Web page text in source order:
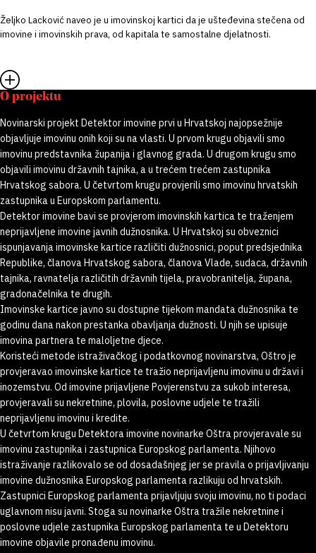
Željko Lacković naveo je u imovinskoj kartici da je ušteđevina stečena od
imovine i imovinskih prava, od kapitala te samostalne djelatnosti.
O projektu
Novinarski projekt Detektor imovine prvi u Hrvatskoj najopsežnije
objavljuje imovinu onih koji su na vlasti. U prvom krugu objavili smo
imovinu predstavnika županija i glavnog grada. U drugom krugu smo
objavili imovinu državnih tajnika, a u trećem trećem zastupnika
Hrvatskog sabora. U četvrtom krugu provjerili smo imovinu hrvatskih
zastupnika u Europskom parlamentu.
Detektor imovine bavi se provjerom imovinskih kartica te traženjem
neprijavljene imovine javnih dužnosnika. U Hrvatskoj su obveznici
ispunjavanja imovinske kartice različiti dužnosnici, poput predsjednika
Republike, članova Hrvatskog sabora, članova Vlade, sudaca, državnih
tajnika, ravnatelja različitih državnih tijela, pravobranitelja, župana,
gradonačelnika te drugih.
Imovinske kartice javno su dostupne tijekom mandata dužnosnika te
godinu dana nakon prestanka obavljanja dužnosti. U njih se upisuje
imovina partnera te maloljetne djece.
Koristeći metode istraživačkog i podatkovnog novinarstva, Oštro je
provjeravao imovinske kartice te tražio neprijavljenu imovinu u državi i
inozemstvu. Od imovine prijavljene Povjerenstvu za sukob interesa,
provjeravali su nekretnine, plovila, poslovne udjele te tražili
neprijavljenu imovinu i kredite.
U četvrtom krugu Detektora imovine novinarke Oštra provjeravale su
imovinu zastupnika i zastupnica Europskog parlamenta. Njihovo
istraživanje razlikovalo se od dosadašnjeg jer se pravila o prijavljivanju
imovine dužnosnika Europskog parlamenta razlikuju od hrvatskih.
Zastupnici Europskog parlamenta prijavljuju svoju imovinu, no ti podaci
uglavnom nisu javni. Stoga su novinarke Oštra tražile nekretnine i
poslovne udjele zastupnika Europskog parlamenta te u Detektoru
imovine objavile pronađenu imovinu.